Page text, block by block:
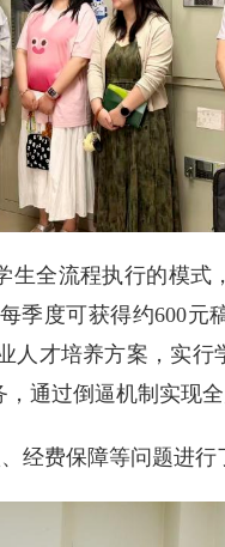
全流程执行的模式
季度可获得约600
人才培养方案，实
通过倒逼机制实现全
费保障等问题进行